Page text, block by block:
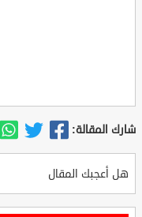
شارك المقالة:
هل أعجبك المقال